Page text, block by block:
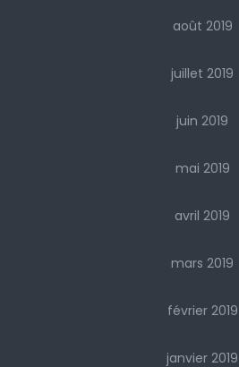
août 2019
juillet 2019
juin 2019
mai 2019
avril 2019
mars 2019
février 2019
janvier 2019